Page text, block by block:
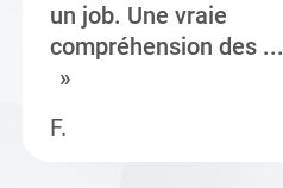
un job. Une vraie
compréhension des ...
F.